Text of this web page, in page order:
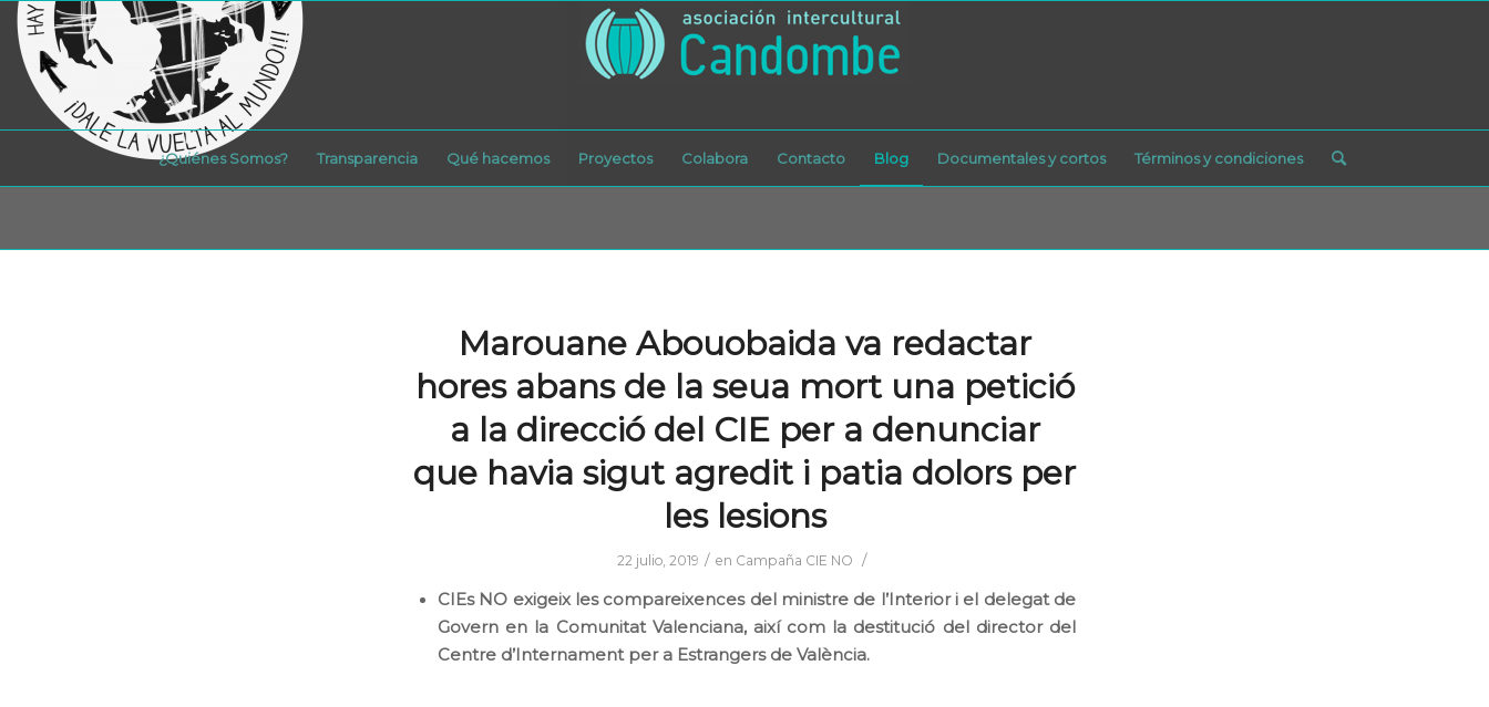
¿Quiénes Somos? Transparencia Qué hacemos Proyectos Colabora Contacto Blog Documentales y cortos Términos y condiciones
Marouane Abouobaida va redactar
hores abans de la seua mort una petició
a la direcció del CIE per a denunciar
que havia sigut agredit i patia dolors per
les lesions
22 julio, 2019 / en Campaña CIE NO /
CIEs NO exigeix les compareixences del ministre de l’Interior i el delegat de
Govern en la Comunitat Valenciana, així com la destitució del director del
Centre d’Internament per a Estrangers de València.